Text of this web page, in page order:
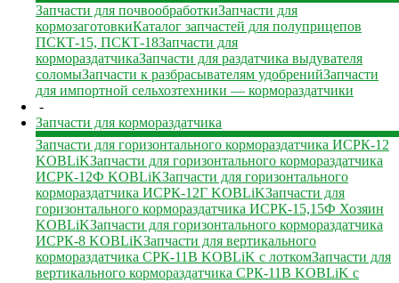
Запчасти для почвообработкиЗапчасти для
кормозаготовкиКаталог запчастей для полуприцепов
ПСКТ-15, ПСКТ-18Запчасти для
кормораздатчикаЗапчасти для раздатчика выдувателя
соломыЗапчасти к разбрасывателям удобренийЗапчасти
для импортной сельхозтехники — кормораздатчики
-
Запчасти для кормораздатчика
Запчасти для горизонтального кормораздатчика ИСРК-12
KOBLiKЗапчасти для горизонтального кормораздатчика
ИСРК-12Ф KOBLiKЗапчасти для горизонтального
кормораздатчика ИСРК-12Г KOBLiKЗапчасти для
горизонтального кормораздатчика ИСРК-15,15Ф Хозяин
KOBLiKЗапчасти для горизонтального кормораздатчика
ИСРК-8 KOBLiKЗапчасти для вертикального
кормораздатчика СРК-11В KOBLiK с лоткомЗапчасти для
вертикального кормораздатчика СРК-11В KOBLiK с